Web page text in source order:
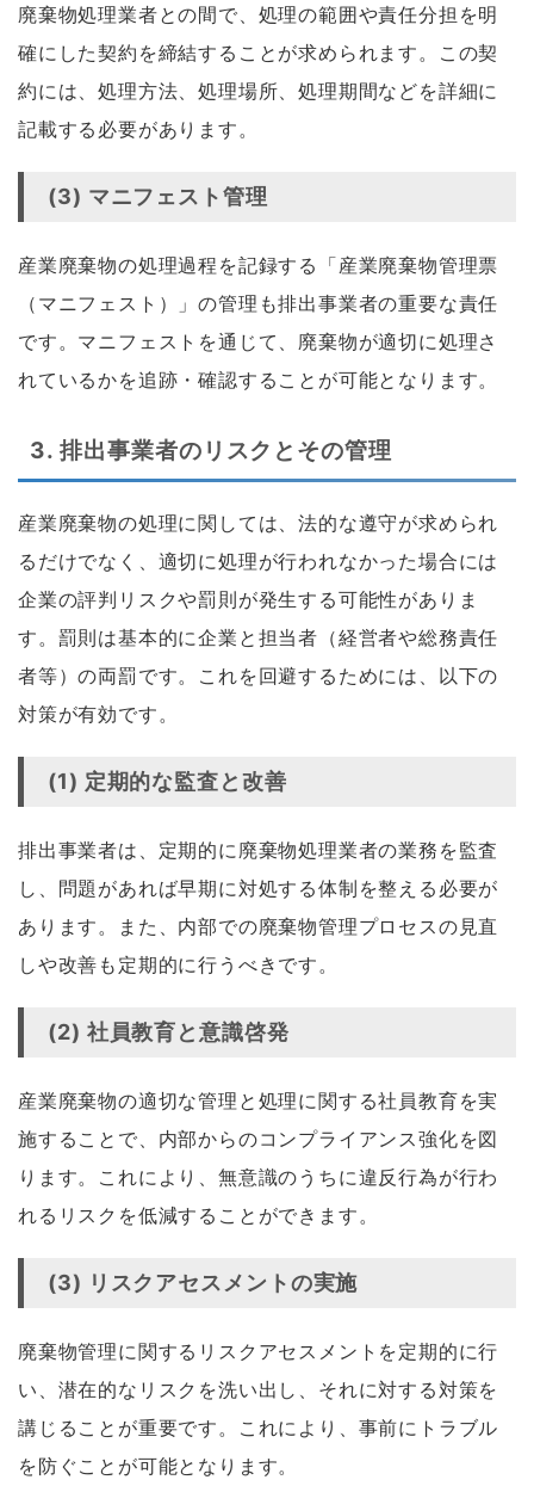
廃棄物処理業者との間で、処理の範囲や責任分担を明
確にした契約を締結することが求められます。この契
約には、処理方法、処理場所、処理期間などを詳細に
記載する必要があります。
(3) マニフェスト管理
産業廃棄物の処理過程を記録する「産業廃棄物管理票
（マニフェスト）」の管理も排出事業者の重要な責任
です。マニフェストを通じて、廃棄物が適切に処理さ
れているかを追跡・確認することが可能となります。
3. 排出事業者のリスクとその管理
産業廃棄物の処理に関しては、法的な遵守が求められ
るだけでなく、適切に処理が行われなかった場合には
企業の評判リスクや罰則が発生する可能性がありま
す。罰則は基本的に企業と担当者（経営者や総務責任
者等）の両罰です。これを回避するためには、以下の
対策が有効です。
(1) 定期的な監査と改善
排出事業者は、定期的に廃棄物処理業者の業務を監査
し、問題があれば早期に対処する体制を整える必要が
あります。また、内部での廃棄物管理プロセスの見直
しや改善も定期的に行うべきです。
(2) 社員教育と意識啓発
産業廃棄物の適切な管理と処理に関する社員教育を実
施することで、内部からのコンプライアンス強化を図
ります。これにより、無意識のうちに違反行為が行わ
れるリスクを低減することができます。
(3) リスクアセスメントの実施
廃棄物管理に関するリスクアセスメントを定期的に行
い、潜在的なリスクを洗い出し、それに対する対策を
講じることが重要です。これにより、事前にトラブル
を防ぐことが可能となります。